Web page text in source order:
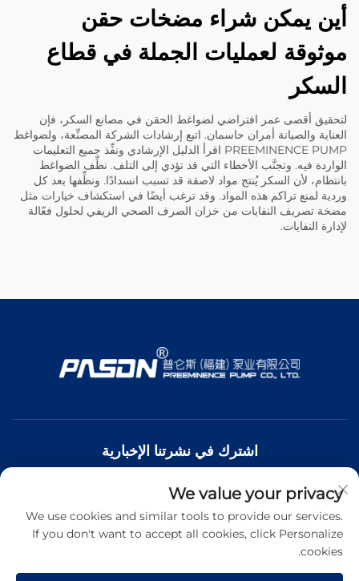
أين يمكن شراء مضخات حقن
موثوقة لعمليات الجملة في قطاع
السكر
لتحقيق أقصى عمر افتراضي لضواغط الحقن في مصانع السكر، فإن
العناية والصيانة أمران حاسمان. اتبع إرشادات الشركة المصنِّعة، ولضواغط
PREEMINENCE PUMP اقرأ الدليل الإرشادي ونفِّذ جميع التعليمات
الواردة فيه. وتجنَّب الأخطاء التي قد تؤدي إلى التلف. نظِّف الضواغط
بانتظام، لأن السكر يُنتج مواد لاصقة قد تسبب انسدادًا. ونظِّفها بعد كل
وردية لمنع تراكم هذه المواد. وقد ترغب أيضًا في استكشاف خيارات مثل
مضخة تصريف النفايات من خزان الصرف الصحي الريفي لحلول فعّالة
لإدارة النفايات.
اشترك في نشرتنا الإخبارية
انضم إلى نشرتنا الإخبارية لتلقي أحدث الأخبار والتحديثات والرؤى من
فريقنا.
We value your privacy
We use cookies and similar tools to provide our services.
If you don't want to accept all cookies, click Personalize
cookies.